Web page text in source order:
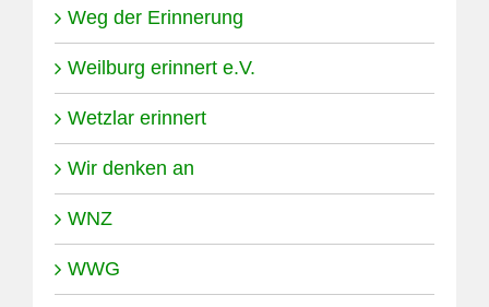
Weg der Erinnerung
Weilburg erinnert e.V.
Wetzlar erinnert
Wir denken an
WNZ
WWG